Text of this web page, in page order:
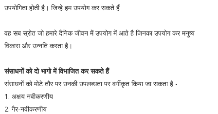
उपयोगिता होती है। जिन्हे हम उपयोग कर सकते हैं
वह सब स्रोत जो हमारे दैनिक जीवन में उपयोग में आते है जिनका उपयोग कर मनुष्य
विकास और उन्नति करता है।
संसाधनों को दो भागो में विभाजित कर सकते हैं
संसाधनों को मोटे तौर पर उनकी उपलब्धता पर वर्गीकृत किया जा सकता है -
1. अक्षय नवीकरणीय
2. गैर-नवीकरणीय